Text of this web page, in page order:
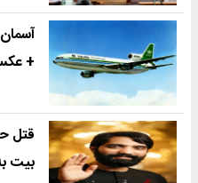
+
قتل
بیت